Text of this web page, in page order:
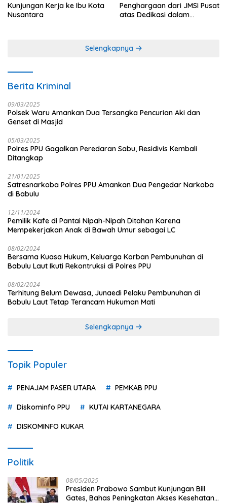
Kunjungan Kerja ke Ibu Kota
Nusantara
Penghargaan dari JMSI Pusat
atas Dedikasi dalam
Selengkapnya
Berita Kriminal
09/03/2025
Polsek Waru Amankan Dua Tersangka Pencurian Aki dan
Genset di Masjid
05/03/2025
Polres PPU Gagalkan Peredaran Sabu, Residivis Kembali
Ditangkap
21/01/2025
Satresnarkoba Polres PPU Amankan Dua Pengedar Narkoba
di Babulu
12/11/2024
Pemilik Kafe di Pantai Nipah-Nipah Ditahan Karena
Mempekerjakan Anak di Bawah Umur sebagai LC
08/02/2024
Bersama Kuasa Hukum, Keluarga Korban Pembunuhan di
Babulu Laut Ikuti Rekontruksi di Polres PPU
08/02/2024
Terhitung Belum Dewasa, Junaedi Pelaku Pembunuhan di
Babulu Laut Tetap Terancam Hukuman Mati
Selengkapnya
Topik Populer
PENAJAM PASER UTARA PEMKAB PPU
Diskominfo PPU KUTAI KARTANEGARA
DISKOMINFO KUKAR
Politik
08/05/2025
Presiden Prabowo Sambut Kunjungan Bill
Gates, Bahas Peningkatan Akses Kesehatan